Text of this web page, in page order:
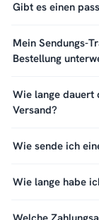
Gibt es einen
Mein Sendungs-
Bestellung
Wie lange dauert
Versand?
Wie sende ich
Wie lange habe